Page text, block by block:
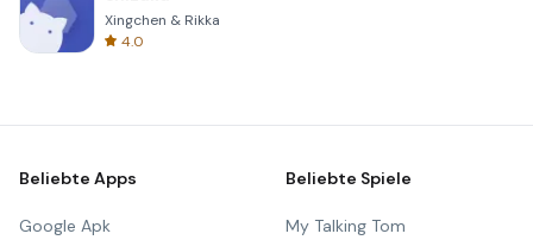
Xingchen & Rikka
4.0
Beliebte Apps
Google Apk
Beliebte Spiele
My Talking Tom